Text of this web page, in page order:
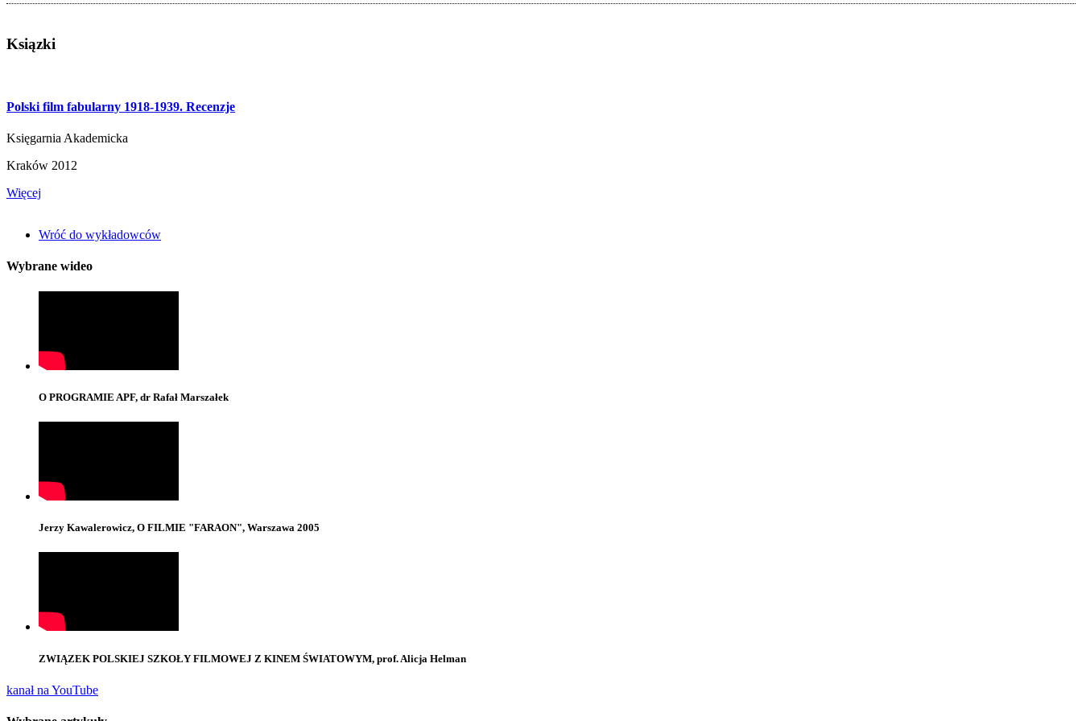
Ksiązki
Polski film fabularny 1918-1939. Recenzje
Księgarnia Akademicka
Kraków 2012
Więcej
Wróć do wykładowców
Wybrane wideo
O PROGRAMIE APF, dr Rafał Marszałek
Jerzy Kawalerowicz, O FILMIE "FARAON", Warszawa 2005
ZWIĄZEK POLSKIEJ SZKOŁY FILMOWEJ Z KINEM ŚWIATOWYM, prof. Alicja Helman
kanał na YouTube